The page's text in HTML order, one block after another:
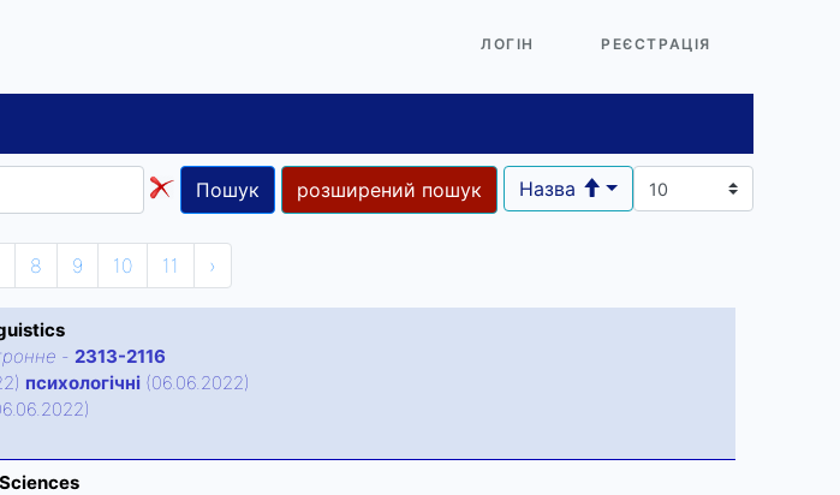
ЛОГІН РЕЄСТРАЦІЯ
Пошук розширений пошук Назва
8 9 10 11 ›
- 2313-2116
психологічні (06.06.2022)